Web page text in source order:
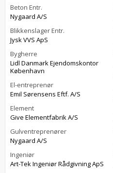
Beton Entr.
Nygaard A/S
Blikkenslager Entr.
Jysk VVS ApS
Bygherre
Lidl Danmark Ejendomskontor
København
El-entreprenør
Emil Sørensens Eftf. A/S
Element
Give Elementfabrik A/S
Gulventreprenører
Nygaard A/S
Ingeniør
Art-Tek Ingeniør Rådgivning ApS